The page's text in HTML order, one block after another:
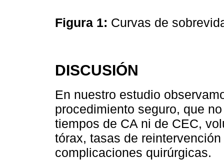
Figura 1: Curvas de
DISCUSIÓN
En nuestro estudio
procedimiento seguro, que
tiempos de CA ni de CEC,
tórax, tasas de
complicaciones quirúrgicas.